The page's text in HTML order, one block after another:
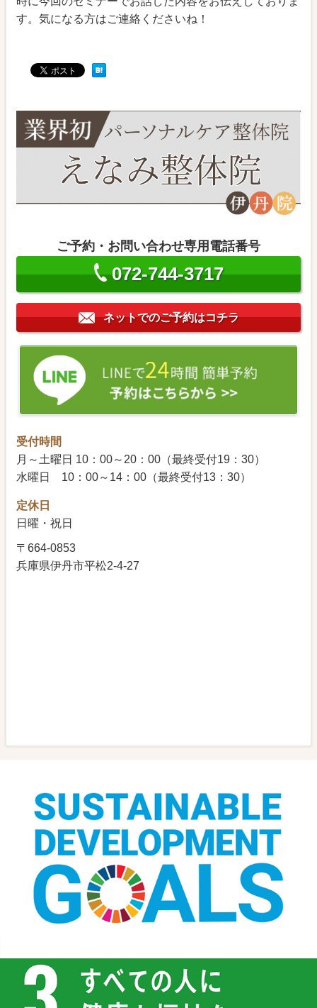
す。気になる方はご連絡くださいね！
ご予約・お問い合わせ専用電話番号
072-744-3717
ネットでのご予約はコチラ
受付時間
月～土曜日 10：00～20：00（最終受付19：30）
水曜日 10：00～14：00（最終受付13：30）
定休日
日曜・祝日
〒664-0853
兵庫県伊丹市平松2-4-27